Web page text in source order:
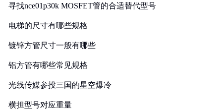
寻找nce01p30k MOSFET管的合适替代型号
电梯的尺寸有哪些规格
镀锌方管尺寸一般有哪些
铝方管有哪些常见规格
光线传媒参投三国的星空爆冷
横担型号对应重量